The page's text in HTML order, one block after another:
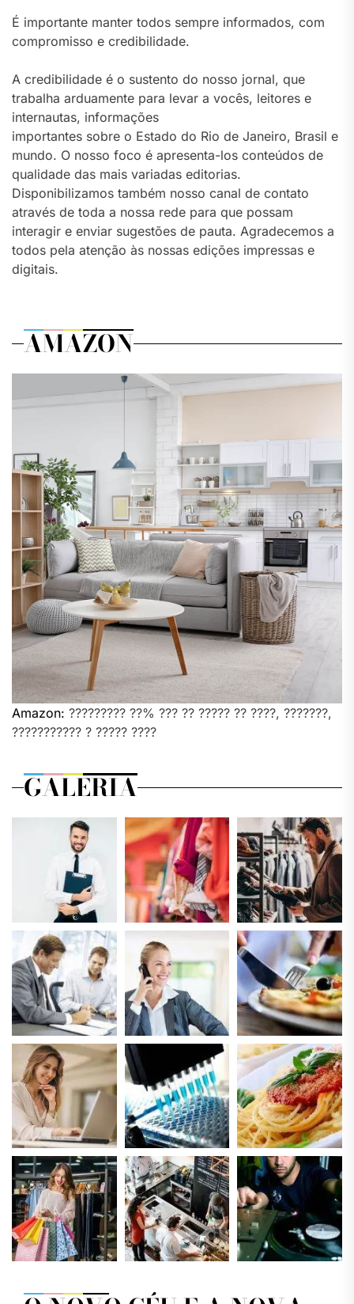
É importante manter todos sempre informados, com
compromisso e credibilidade.
A credibilidade é o sustento do nosso jornal, que
trabalha arduamente para levar a vocês, leitores e
internautas, informações
importantes sobre o Estado do Rio de Janeiro, Brasil e
mundo. O nosso foco é apresenta-los conteúdos de
qualidade das mais variadas editorias.
Disponibilizamos também nosso canal de contato
através de toda a nossa rede para que possam
interagir e enviar sugestões de pauta. Agradecemos a
todos pela atenção às nossas edições impressas e
digitais.
AMAZON
Amazon: ????????? ??% ??? ?? ????? ?? ????, ???????,
??????????? ? ????? ????
GALERIA